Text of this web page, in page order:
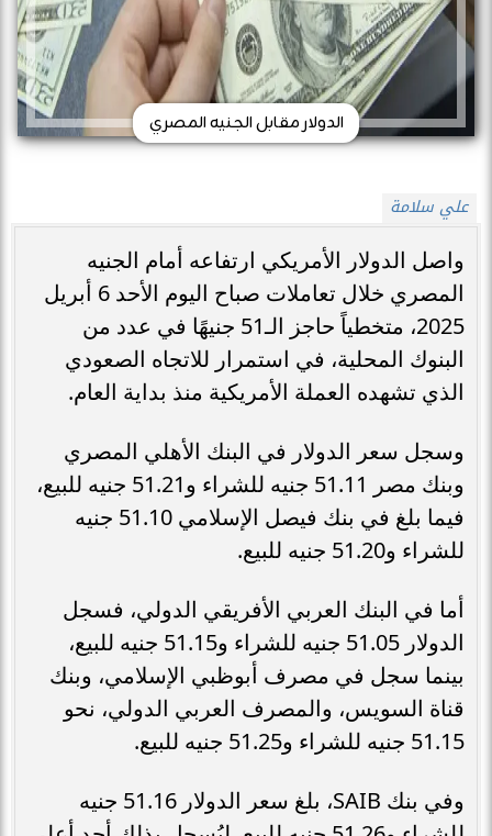
الدولار مقابل الجنيه المصري
علي سلامة
واصل الدولار الأمريكي ارتفاعه أمام الجنيه
المصري خلال تعاملات صباح اليوم الأحد 6 أبريل
2025، متخطياً حاجز الـ51 جنيهًا في عدد من
البنوك المحلية، في استمرار للاتجاه الصعودي
الذي تشهده العملة الأمريكية منذ بداية العام.
وسجل سعر الدولار في البنك الأهلي المصري
وبنك مصر 51.11 جنيه للشراء و51.21 جنيه للبيع،
فيما بلغ في بنك فيصل الإسلامي 51.10 جنيه
للشراء و51.20 جنيه للبيع.
أما في البنك العربي الأفريقي الدولي، فسجل
الدولار 51.05 جنيه للشراء و51.15 جنيه للبيع،
بينما سجل في مصرف أبوظبي الإسلامي، وبنك
قناة السويس، والمصرف العربي الدولي، نحو
51.15 جنيه للشراء و51.25 جنيه للبيع.
وفي بنك SAIB، بلغ سعر الدولار 51.16 جنيه